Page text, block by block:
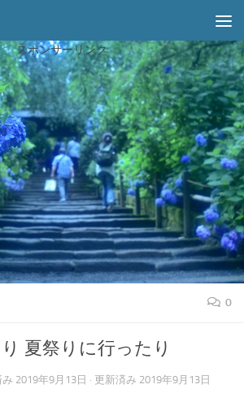
プ
スポンサーリンク
0
夏祭りに行ったり
み 2019年9月13日 · 更新済み 2019年9月13日